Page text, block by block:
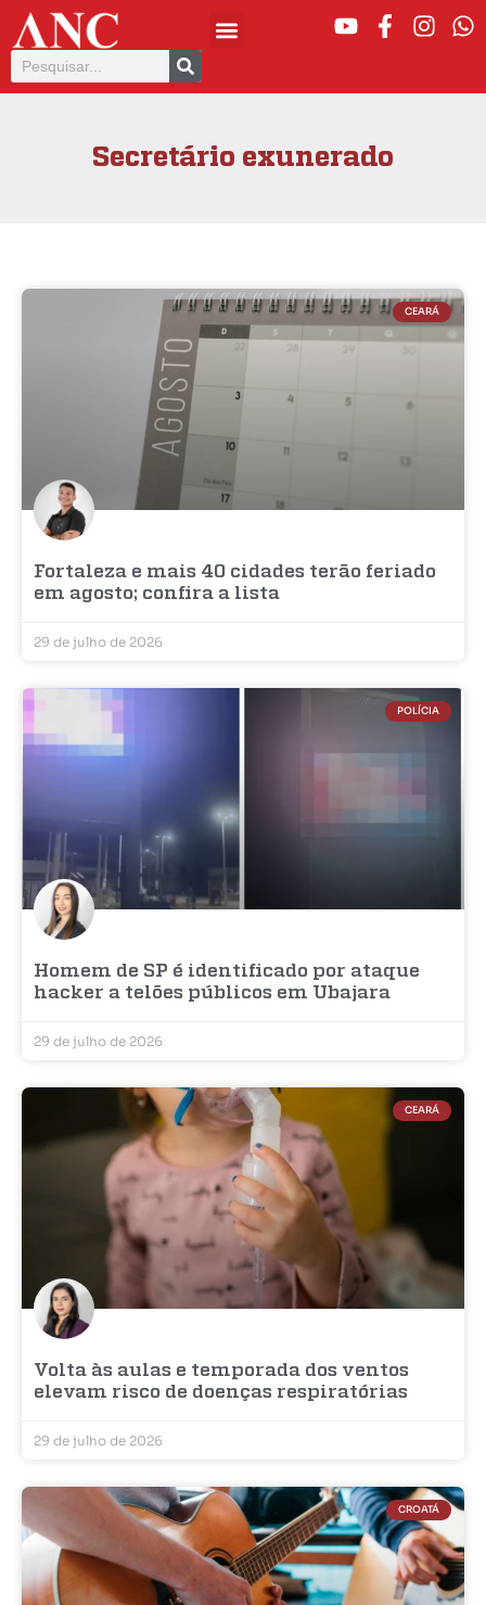
Secretário exunerado
CEARÁ
Fortaleza e mais 40 cidades terão feriado
em agosto; confira a lista
29 de julho de 2026
POLÍCIA
Homem de SP é identificado por ataque
hacker a telões públicos em Ubajara
29 de julho de 2026
CEARÁ
Volta às aulas e temporada dos ventos
elevam risco de doenças respiratórias
29 de julho de 2026
CROATÁ